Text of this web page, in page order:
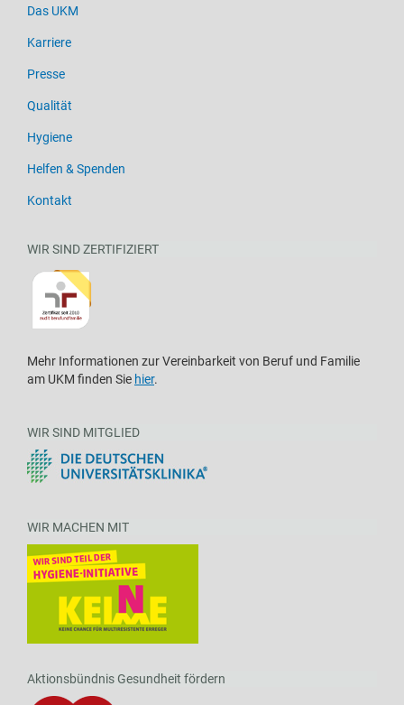
Das UKM
Karriere
Presse
Qualität
Hygiene
Helfen & Spenden
Kontakt
WIR SIND ZERTIFIZIERT
Mehr Informationen zur Vereinbarkeit von Beruf und Familie
am UKM finden Sie hier.
WIR SIND MITGLIED
WIR MACHEN MIT
Aktionsbündnis Gesundheit fördern